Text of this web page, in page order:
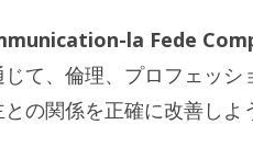
la Fede
て、倫理、プロフェッシ
の関係を正確に改善しよ